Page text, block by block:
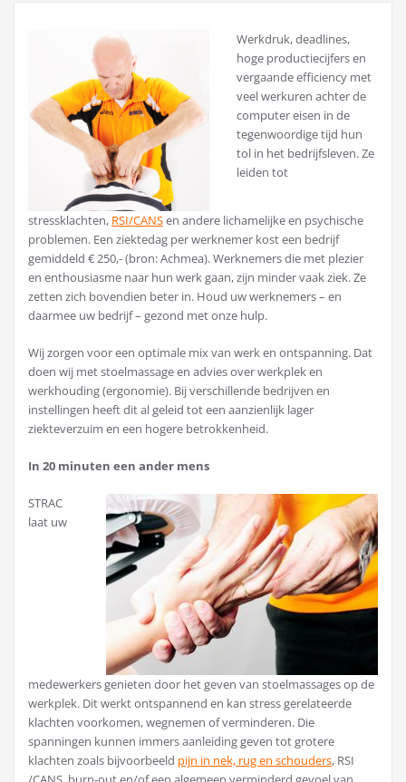
Werkdruk, deadlines,
hoge productiecijfers en
vergaande efficiency met
veel werkuren achter de
computer eisen in de
tegenwoordige tijd hun
tol in het bedrijfsleven. Ze
leiden tot
stressklachten, RSI/CANSen andere lichamelijke en psychische
problemen. Een ziektedag per werknemer kost een bedrijf
gemiddeld € 250,- (bron: Achmea). Werknemers die met plezier
en enthousiasme naar hun werk gaan, zijn minder vaak ziek. Ze
zetten zich bovendien beter in. Houd uw werknemers – en
daarmee uw bedrijf – gezond met onze hulp.
Wij zorgen voor een optimale mix van werk en ontspanning. Dat
doen wij met stoelmassage en advies over werkplek en
werkhouding (ergonomie). Bij verschillende bedrijven en
instellingen heeft dit al geleid tot een aanzienlijk lager
ziekteverzuim en een hogere betrokkenheid.
In 20 minuten een ander mens
STRAC
laat uw
medewerkers genieten door het geven van stoelmassages op de
werkplek. Dit werkt ontspannend en kan stress gerelateerde
klachten voorkomen, wegnemen of verminderen. Die
spanningen kunnen immers aanleiding geven tot grotere
klachten zoals bijvoorbeeld pijn in nek, rug en schouders, RSI